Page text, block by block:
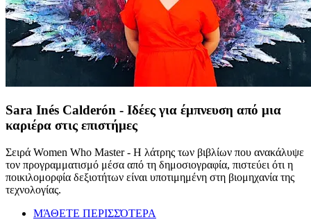
Sara Inés Calderón - Ιδέες για έμπνευση από μια
καριέρα στις επιστήμες
Σειρά Women Who Master - Η λάτρης των βιβλίων που ανακάλυψε
τον προγραμματισμό μέσα από τη δημοσιογραφία, πιστεύει ότι η
ποικιλομορφία δεξιοτήτων είναι υποτιμημένη στη βιομηχανία της
τεχνολογίας.
ΜΆΘΕΤΕ ΠΕΡΙΣΣΌΤΕΡΑ